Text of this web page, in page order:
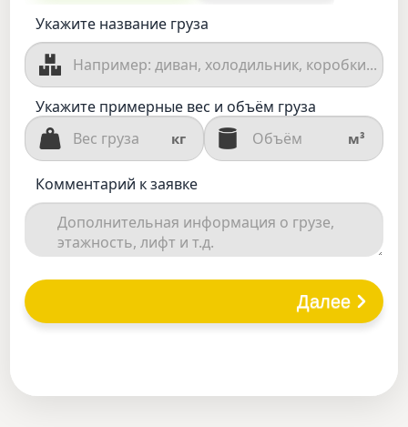
Укажите название груза
Укажите примерные вес и объём груза
кг м³
Комментарий к заявке
Далее